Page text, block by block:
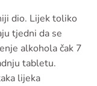
dio. Lijek toliko
tjedni da se
alkohola čak 7
tabletu.
lijeka